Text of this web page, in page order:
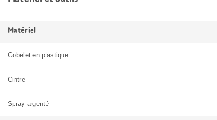
Matériel
Gobelet en plastique
Cintre
Spray argenté